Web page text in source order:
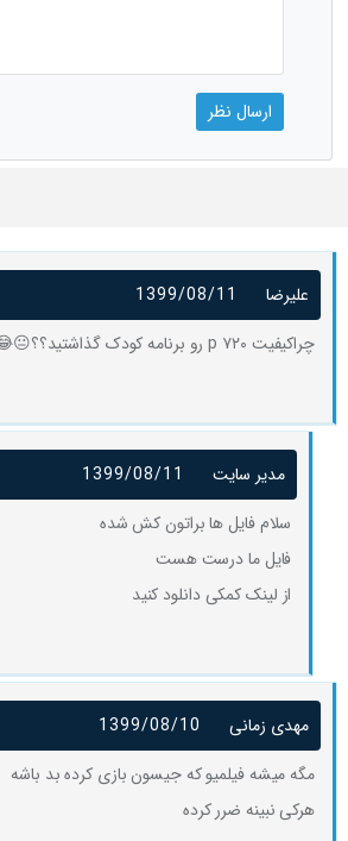
علیرضا
1399/08/11
چراکیفیت ۷۲۰ p رو برنامه کودک گذاشتید؟؟😐😂
مدیر سایت
1399/08/11
سلام فایل ها براتون کش شده
فایل ما درست هست
از لینک کمکی دانلود کنید
مهدی زمانی
1399/08/10
مگه میشه فیلمیو که جیسون بازی کرده بد باشه
هرکی نبینه ضرر کرده